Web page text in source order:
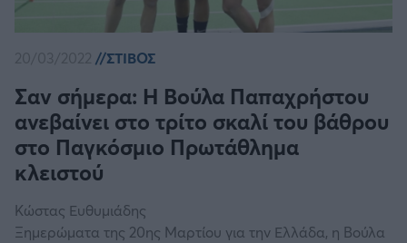
ΣΤΙΒΟΣ
Σαν σήμερα: Η Βούλα Παπαχρήστου
ανεβαίνει στο τρίτο σκαλί του βάθρου
στο Παγκόσμιο Πρωτάθλημα
κλειστού
Κώστας Ευθυμιάδης
Ξημερώματα της 20ης Μαρτίου για την Ελλάδα, η Βούλα